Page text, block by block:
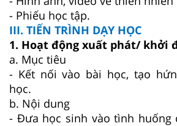
- Phiếu học tập.
III. TIẾN TRÌNH DẠY HỌC
1. Hoạt động xuất phát/ khởi
a. Mục tiêu
- Kết nối vào bài học, tạo
học.
b. Nội dung
- Đưa học sinh vào tình huống